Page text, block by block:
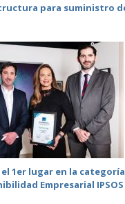
para suministro
1er lugar en la
Empresarial IPSOS